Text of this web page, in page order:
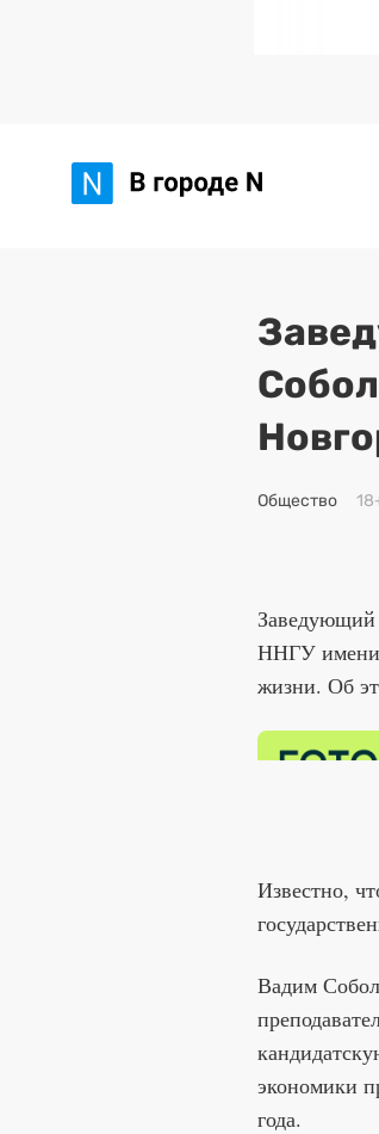
Общество
Заведующий
ННГУ имени
жизни. Об
Известно,
Вадим
экономики
года.